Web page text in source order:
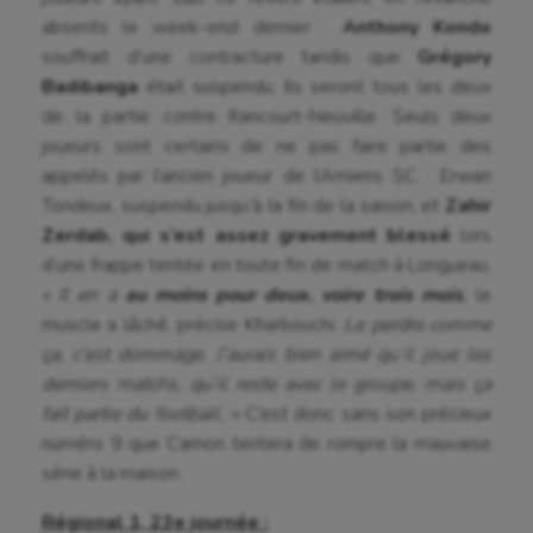
Longue paume
Moto
Natation
Natation artistique
Omnisports
Outdoor
Paddle
Parkour
Patinage artistique
Plongée
absents le week-end dernier : Anthony Kondo
souffrait d’une contracture tandis que Grégory
Badibanga était suspendu. Ils seront tous les deux
de la partie contre Itancourt-Neuville. Seuls deux
joueurs sont certains de ne pas faire partie des
appelés par l’ancien joueur de l’Amiens SC : Erwan
Tondeux, suspendu jusqu’à la fin de la saison, et Zahir
Zerdab, qui s’est assez gravement blessé lors
d’une frappe tentée en toute fin de match à Longueau.
« Il en a au moins pour deux, voire trois mois, le
muscle a lâché, précise Kharbouchi.
Le perdre comme
ça, c’est dommage. J’aurais bien aimé qu’il joue les
derniers matchs, qu’il reste avec le groupe, mais ça
fait partie du football. »
C’est donc sans son précieux
numéro 9 que Camon tentera de rompre la mauvaise
série à la maison.
Régional 1, 23e journée :